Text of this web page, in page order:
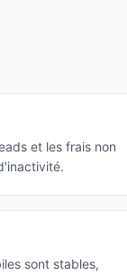
et les frais non
sont stables,